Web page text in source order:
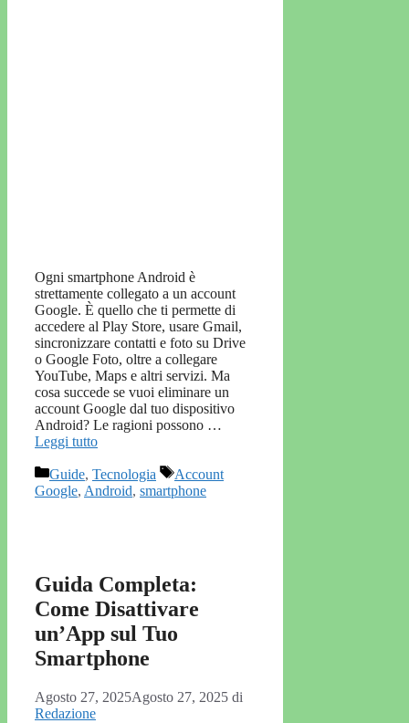
Ogni smartphone Android è
strettamente collegato a un account
Google. È quello che ti permette di
accedere al Play Store, usare Gmail,
sincronizzare contatti e foto su Drive
o Google Foto, oltre a collegare
YouTube, Maps e altri servizi. Ma
cosa succede se vuoi eliminare un
account Google dal tuo dispositivo
Android? Le ragioni possono …
Leggi tutto
Categorie
Guide, Tecnologia Tag
Account
Google, Android, smartphone
Guida Completa:
Come Disattivare
un’App sul Tuo
Smartphone
Agosto 27, 2025Agosto 27, 2025 di
Redazione